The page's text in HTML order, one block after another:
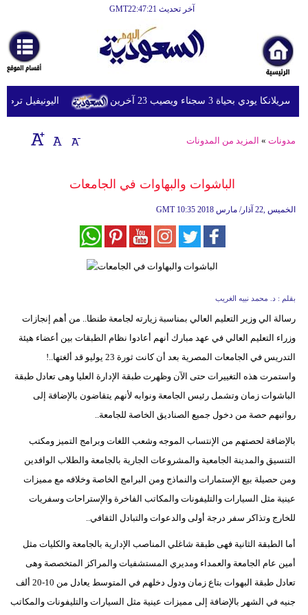
آخر تحديث GMT22:47:21
اليونيفيل ترصد إطلاق 113 مقذوفا إسرائيليا على لبنان 3 سجناء ويصيب 23 آخرين
مدونات » المزيد من المدونات
الباشوات والبهاوات في الجامعات
GMT 10:35 2018 الخميس ,22 آذار/ مارس
بقلم : د. محمد نبيه الغريب
رسالة الي وزير التعليم العالي بمناسبة زيارته لجامعة طنطا.. من أهم إنجازات
وزراء التعليم العالي في عهد مبارك أنهم أعادوا نظام الطبقات بين أعضاء هيئة
التدريس في الجامعات المصرية بعد أن كانت ثورة 23 يوليو قد ألغتها..!
واستمرت هذه التغييرات حتى الآن وظهرت طبقة الإدارة العليا وهى تعادل طبقة
الباشوات زمان وتشمل رئيس الجامعة ونوابه لأنهم يتقاضون بالإضافة إلى
رواتبهم حصة من دخول جميع الصناديق الخاصة للجامعة..
بالإضافة لحصتهم من الإنتساب الموجه وشعب اللغات وبرامج التميز ومكتب
التنسيق والمدينة الجامعية والمشروعات الجارية بالجامعة والطلاب الوافدين
ومن حصيلة بيع الإستمارات والنماذج ومن البرامج الخاصة وخلافه مع مميزات
عينية مثل السيارات والتليفونات والمكاتب الفاخرة والإستراحات وسفريات
للخارج وتذاكر سفر درجة أولى والدعوات والتبادل الثقافي..
أما الطبقة الثانية فهى طبقة شاغلي المناصب الإدارية بالجامعة والكليات مثل
أمين عام الجامعة والعمداء ومديري المستشفيات والمراكز المتخصصة وهى
تعادل طبقة البهوات بتاع زمان ودول دخلهم في المتوسط يعادل من 10-20 ألف
جنيه في الشهر بالإضافة إلى مميزات عينية مثل السيارات والتليفونات والمكاتب